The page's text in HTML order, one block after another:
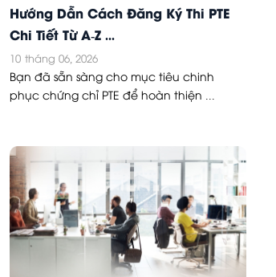
Hướng Dẫn Cách Đăng Ký Thi PTE
Chi Tiết Từ A-Z ...
10 tháng 06, 2026
Bạn đã sẵn sàng cho mục tiêu chinh
phục chứng chỉ PTE để hoàn thiện ...